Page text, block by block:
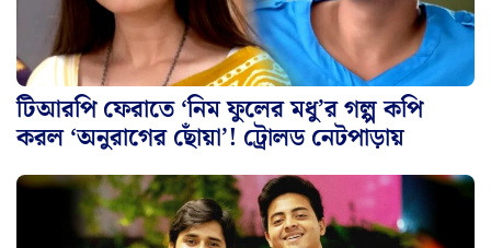
টিআরপি ফেরাতে ‘নিম ফুলের মধু’র গল্প কপি
করল ‘অনুরাগের ছোঁয়া’! ট্রোলড নেটপাড়ায়